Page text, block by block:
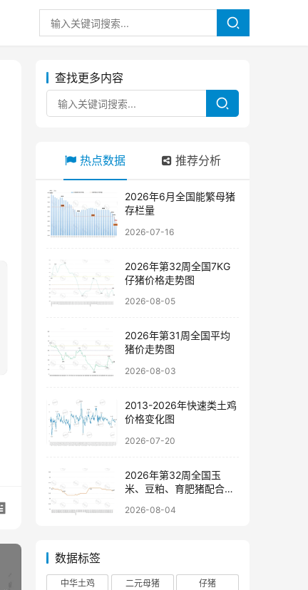
查找更多内容
热点数据 推荐分析
2026年6月全国能繁母猪
存栏量
2026-07-16
2026年第32周全国7KG
仔猪价格走势图
2026-08-05
2026年第31周全国平均
猪价走势图
2026-08-03
2013-2026年快速类土鸡
价格变化图
2026-07-20
2026年第32周全国玉
米、豆粕、育肥猪配合饲
2026-08-04
数据标签
中华土鸡 二元母猪
仔猪